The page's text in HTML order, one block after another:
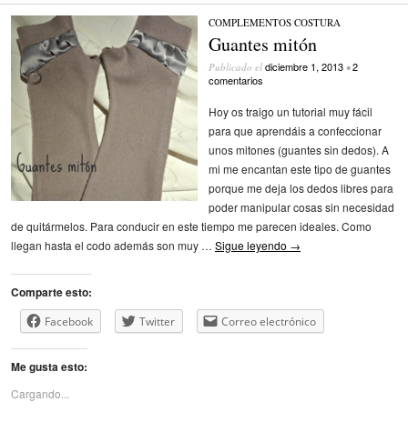
COMPLEMENTOS/COSTURA
Guantes mitón
Publicado el diciembre 1, 2013 •2
comentarios
Hoy os traigo un tutorial muy fácil
para que aprendáis a confeccionar
unos mitones (guantes sin dedos). A
mi me encantan este tipo de guantes
porque me deja los dedos libres para
poder manipular cosas sin necesidad
de quitármelos. Para conducir en este tiempo me parecen ideales. Como
llegan hasta el codo además son muy … Sigue leyendo →
Comparte esto:
Facebook Twitter Correo electrónico
Me gusta esto:
Cargando...